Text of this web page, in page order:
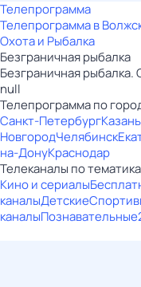
Телепрограмма
Телепрограмма в
Охота и Рыбалка
Безгрaничнaя pыбалка
Безгрaничнaя
null
Телепрограмма по
Санкт-ПетербургКазань
НовгородЧелябинск
на-ДонуКраснодар
Телеканалы по
Кино и сериалы
каналыДетские
каналыПознавательные